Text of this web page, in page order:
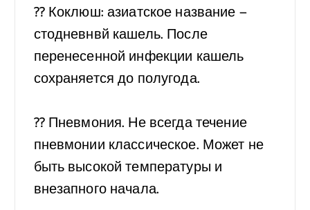
?‍? Коклюш: азиатское название —
стодневнвй кашель. После
перенесенной инфекции кашель
сохраняется до полугода.
?‍? Пневмония. Не всегда течение
пневмонии классическое. Может не
быть высокой температуры и
внезапного начала.